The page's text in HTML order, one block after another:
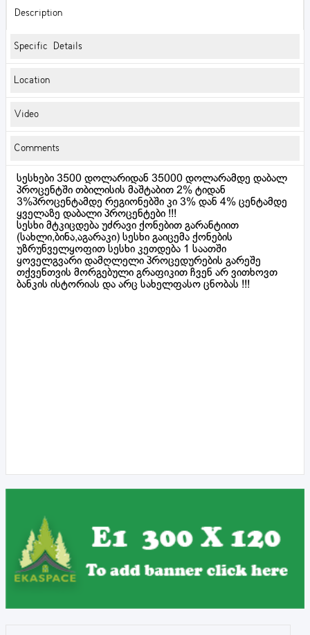
Description
Specific Details
Location
Video
Comments
სესხები 3500 დოლარიდან 35000 დოლარამდე დაბალ
პროცენტში თბილისის მაშტაბით 2% ტიდან
3%პროცენტამდე რეგიონებში კი 3% დან 4% ცენტამდე
ყველაზე დაბალი პროცენტები !!!
სესხი მტკიცდება უძრავი ქონებით გარანტიით
(სახლი,ბინა,აგარაკი) სესხი გაიცემა ქონების
უზრუნველყოფით სესხი კეთდება 1 საათში
ყოველგვარი დამღლელი პროცედურების გარეშე
თქვენთვის მორგებული გრაფიკით ჩვენ არ ვითხოვთ
ბანკის ისტორიას და არც სახელფასო ცნობას !!!